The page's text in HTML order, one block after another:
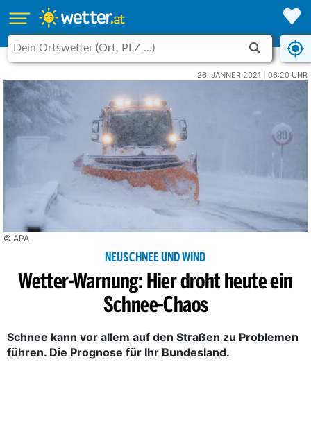
26. JÄNNER 2021 | 06:20 UHR
© APA
NEUSCHNEE UND WIND
Wetter-Warnung: Hier droht heute ein
Schnee-Chaos
Schnee kann vor allem auf den Straßen zu Problemen
führen. Die Prognose für Ihr Bundesland.